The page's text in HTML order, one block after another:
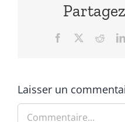
Facebook Reddit
Laisser un
Commentaire